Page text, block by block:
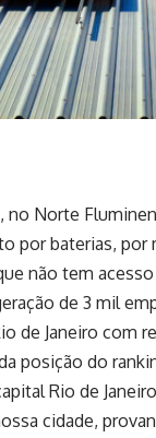
no Norte
por baterias,
não tem
de 3 mil
de Janeiro com
posição do
Rio de
cidade,